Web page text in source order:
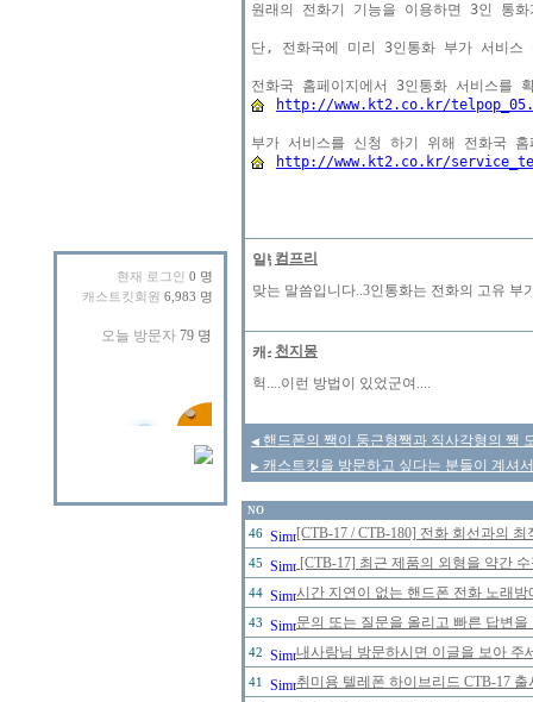
현재 로그인 0 명
캐스트킷회원 6,983 명
원래의 전화기 기능을 이용하면 3인 통
단, 전화국에 미리 3인통화 부가 서비
http://www.kt2.co.kr/
http://www.kt2.co.kr/
컴프리
맞는 말씀입니다..3인통화는 전화의 고유
천지몽
헉....이런 방법이 있었군여....
◀ 핸드폰의 짹이 둥근형짹과 직사각형의 짹
▶ 캐스트킷을 방문하고 싶다는 분들이 계셔
NO
46 [CTB-17 / CTB-180] 전화 회선과의
45 [CTB-17] 최근 제품의 외형을 약간
44 시간 지연이 없는 핸드폰 전화 노래
43 문의 또는 질문을 올리고 빠른 답변
42 내사랑님 방문하시면 이글을 보아 주
41 취미용 텔레폰 하이브리드 CTB-17